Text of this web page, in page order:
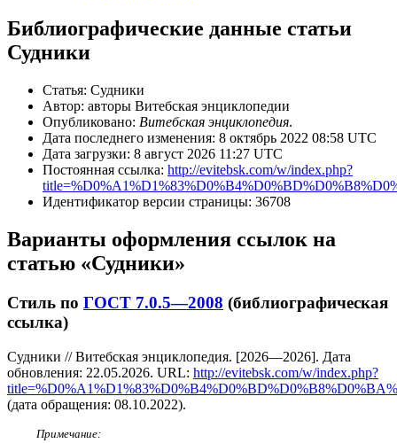
Библиографические данные статьи
Судники
Статья: Судники
Автор: авторы Витебская энциклопедии
Опубликовано: Витебская энциклопедия.
Дата последнего изменения: 8 октябрь 2022 08:58 UTC
Дата загрузки: 8 август 2026 11:27 UTC
Постоянная ссылка: http://evitebsk.com/w/index.php?
Идентификатор версии страницы: 36708
Варианты оформления ссылок на
статью «Судники»
Стиль по ГОСТ 7.0.5—2008 (библиографическая
ссылка)
Судники // Витебская энциклопедия. [2026—2026]. Дата
обновления: 22.05.2026. URL: http://evitebsk.com/w/index.php?
(дата обращения: 08.10.2022).
Примечание: